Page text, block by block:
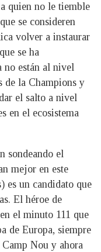
quien no le tiemble
se consideren
volver a instaurar
se ha
no están al nivel
de la Champions y
el salto a nivel
en el ecosistema
sondeando el
mejor en este
es un candidato que
El héroe de
el minuto 111 que
de Europa, siempre
Nou y ahora